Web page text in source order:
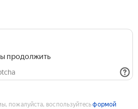
продолжить
пожалуйста, воспользуйтесьформой